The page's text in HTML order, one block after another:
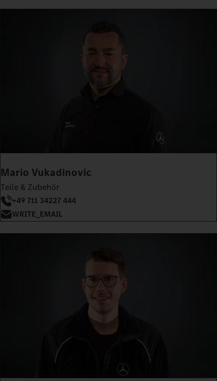
Mario Vukadinovic
Teile & Zubehör
+49 711 34227 444
WRITE_EMAIL